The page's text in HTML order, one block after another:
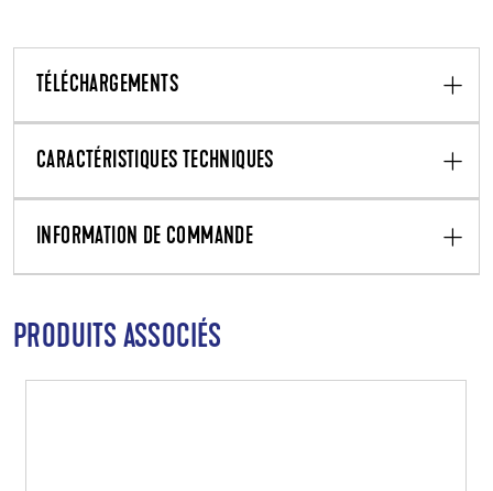
TÉLÉCHARGEMENTS
CARACTÉRISTIQUES TECHNIQUES
INFORMATION DE COMMANDE
PRODUITS ASSOCIÉS